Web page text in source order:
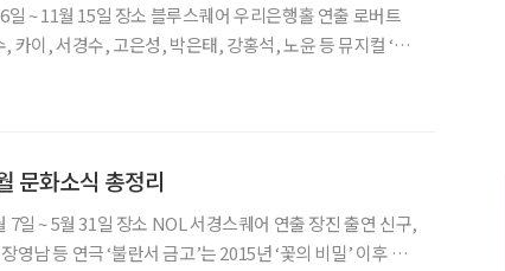
, 서경수, 고은성, 박은태, 강홍석, 노윤 등 뮤지컬 ‘엘
문화소식 총정리
남 등 연극 ‘불란서 금고’는 2015년 ‘꽃의 비밀’ 이후 약